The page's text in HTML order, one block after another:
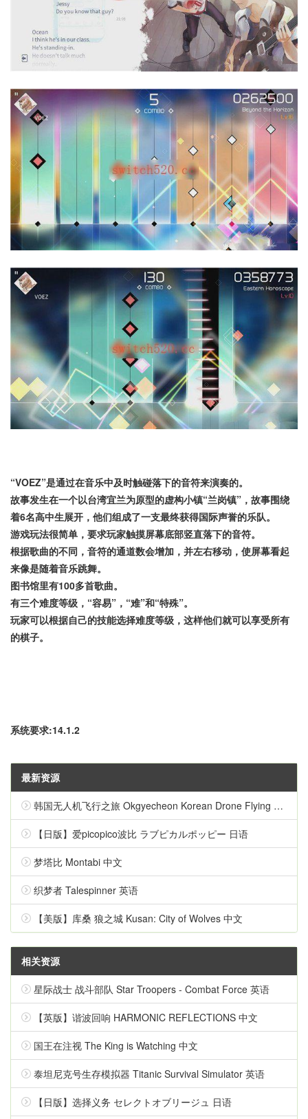
“VOEZ”是通过在音乐中及时触碰落下的音符来演奏的。
故事发生在一个以台湾宜兰为原型的虚构小镇“兰岗镇”，故事围绕
着6名高中生展开，他们组成了一支最终获得国际声誉的乐队。
游戏玩法很简单，要求玩家触摸屏幕底部竖直落下的音符。
根据歌曲的不同，音符的通道数会增加，并左右移动，使屏幕看起
来像是随着音乐跳舞。
图书馆里有100多首歌曲。
有三个难度等级，“容易”，“难”和“特殊”。
玩家可以根据自己的技能选择难度等级，这样他们就可以享受所有
的棋子。
系统要求:14.1.2
最新资源
韩国无人机飞行之旅 Okgyecheon Korean Drone Flying Tour Okgyecheon 中文
【日版】爱picopico波比 ラブピカルポッピー 日语
梦塔比 Montabi 中文
织梦者 Talespinner 英语
【美版】库桑 狼之城 Kusan: City of Wolves 中文
相关资源
星际战士 战斗部队 Star Troopers - Combat Force 英语
【英版】谐波回响 HARMONIC REFLECTIONS 中文
国王在注视 The King is Watching 中文
泰坦尼克号生存模拟器 Titanic Survival Simulator 英语
【日版】选择义务 セレクトオブリージュ 日语